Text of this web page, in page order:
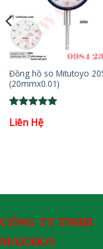
Đồng hồ so Mitutoyo
(20mmx0.01)
out of 5
Liên Hệ
CÔNG TY TNHH
MAZAKO